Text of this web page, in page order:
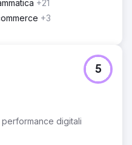
↓ • Lead →
• CPL diminuito del
conversione degli
nel turismo
agenzia
+21
+3
digitali
5